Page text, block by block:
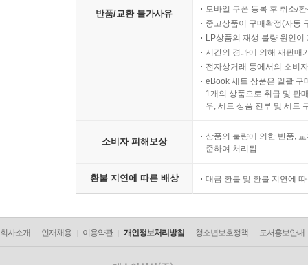
반품/교환 불가사유
모바일 쿠폰 등록 후 취소/
중고상품이 구매확정(자동
LP상품의 재생 불량 원인
시간의 경과에 의해 재판매
전자상거래 등에서의 소비
eBook 세트 상품은 일괄 구
1개의 상품으로 취급 및 판
우, 세트 상품 전부 및 세트
소비자 피해보상
상품의 불량에 의한 반품,
준하여 처리됨
환불 지연에 따른 배상 대금 환불 및 환불 지연에
회사소개 인재채용 이용약관 개인정보처리방침 청소년보호정책 도서홍보안내